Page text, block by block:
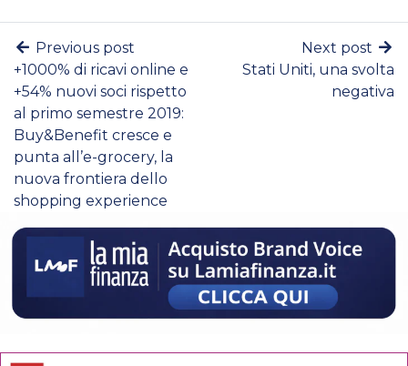
Previous post
+1000% di ricavi online e
+54% nuovi soci rispetto
al primo semestre 2019:
Buy&Benefit cresce e
punta all’e-grocery, la
nuova frontiera dello
shopping experience
Next post
Stati Uniti, una svolta
negativa